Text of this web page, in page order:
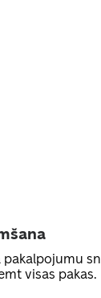
pakalpojumu
visas pakas.